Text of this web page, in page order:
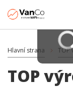
Hlavní strana TOP
TOP